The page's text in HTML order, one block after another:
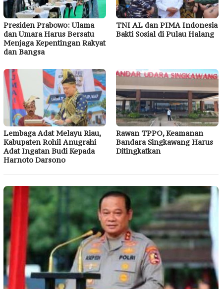
Presiden Prabowo: Ulama
dan Umara Harus Bersatu
Menjaga Kepentingan Rakyat
dan Bangsa
TNI AL dan PIMA Indonesia
Bakti Sosial di Pulau Halang
Lembaga Adat Melayu Riau,
Kabupaten Rohil Anugrahi
Adat Ingatan Budi Kepada
Harnoto Darsono
Rawan TPPO, Keamanan
Bandara Singkawang Harus
Ditingkatkan